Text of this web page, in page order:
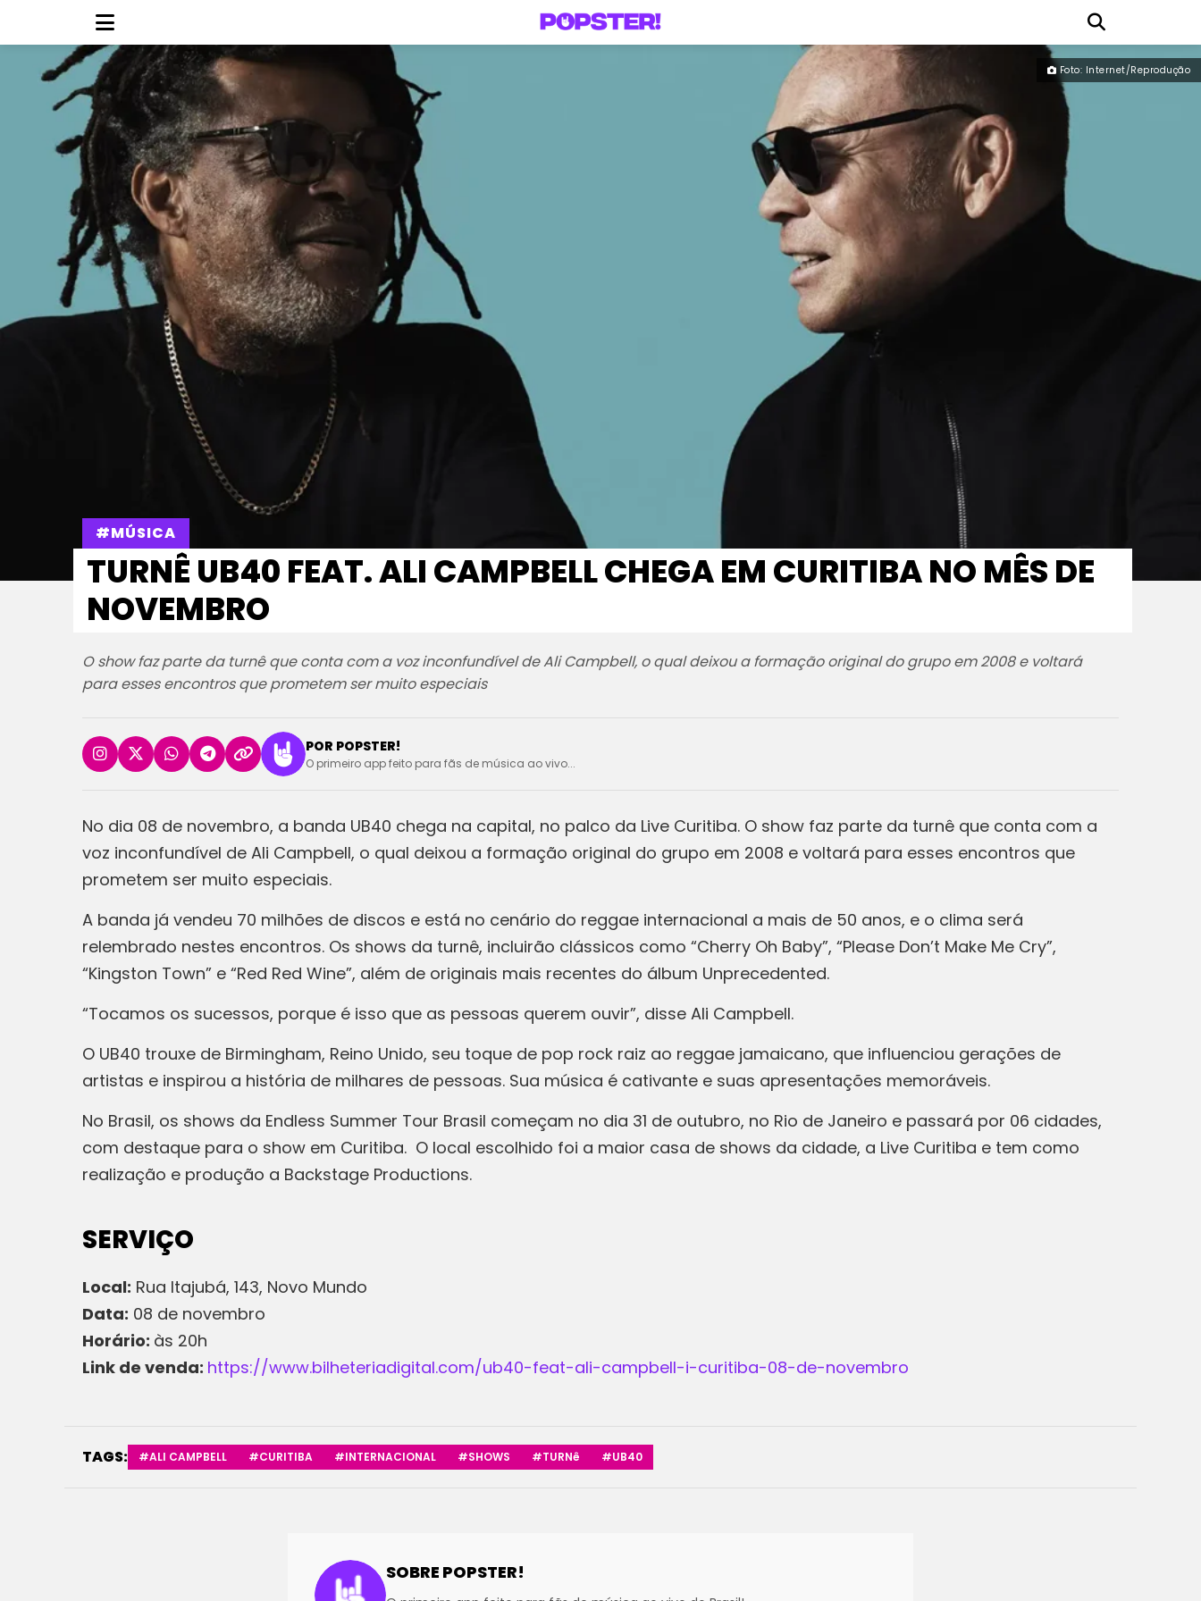
Foto: Internet/Reprodução
#MÚSICA
TURNÊ UB40 FEAT. ALI CAMPBELL CHEGA EM CURITIBA NO MÊS DE
NOVEMBRO
O show faz parte da turnê que conta com a voz inconfundível de Ali Campbell, o qual deixou a formação original do grupo em 2008 e voltará
para esses encontros que prometem ser muito especiais
POR POPSTER!
O primeiro app feito para fãs de música ao vivo...
No dia 08 de novembro, a banda UB40 chega na capital, no palco da Live Curitiba. O show faz parte da turnê que conta com a
voz inconfundível de Ali Campbell, o qual deixou a formação original do grupo em 2008 e voltará para esses encontros que
prometem ser muito especiais.
A banda já vendeu 70 milhões de discos e está no cenário do reggae internacional a mais de 50 anos, e o clima será
relembrado nestes encontros. Os shows da turnê, incluirão clássicos como “Cherry Oh Baby”, “Please Don’t Make Me Cry”,
“Kingston Town” e “Red Red Wine”, além de originais mais recentes do álbum Unprecedented.
“Tocamos os sucessos, porque é isso que as pessoas querem ouvir”, disse Ali Campbell.
O UB40 trouxe de Birmingham, Reino Unido, seu toque de pop rock raiz ao reggae jamaicano, que influenciou gerações de
artistas e inspirou a história de milhares de pessoas. Sua música é cativante e suas apresentações memoráveis.
No Brasil, os shows da Endless Summer Tour Brasil começam no dia 31 de outubro, no Rio de Janeiro e passará por 06 cidades,
com destaque para o show em Curitiba. O local escolhido foi a maior casa de shows da cidade, a Live Curitiba e tem como
realização e produção a Backstage Productions.
SERVIÇO
Local: Rua Itajubá, 143, Novo Mundo
Data: 08 de novembro
Horário: às 20h
Link de venda: https://www.bilheteriadigital.com/ub40-feat-ali-campbell-i-curitiba-08-de-novembro
TAGS: #ALI CAMPBELL #CURITIBA #INTERNACIONAL #SHOWS #TURNê #UB40
SOBRE POPSTER!